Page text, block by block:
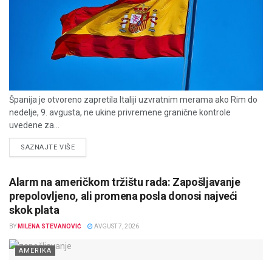
Španija je otvoreno zapretila Italiji uzvratnim merama ako Rim do
nedelje, 9. avgusta, ne ukine privremene granične kontrole
uvedene za...
SAZNAJTE VIŠEDETAILS
Alarm na američkom tržištu rada: Zapošljavanje
prepolovljeno, ali promena posla donosi najveći
skok plata
BY MILENA STEVANOVIĆ AVGUST 7, 2026
AMERIKA